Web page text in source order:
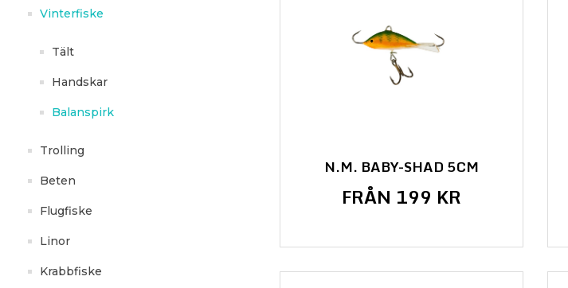
Vinterfiske
Tält
Handskar
Balanspirk
Trolling
Beten
Flugfiske
Linor
Krabbfiske
N.M. BABY-SHAD 5CM
FRÅN 199 KR